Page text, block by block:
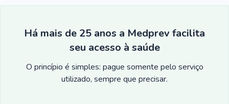
Há mais de 25 anos a Medprev facilita
seu acesso à saúde
O princípio é simples: pague somente pelo serviço
utilizado, sempre que precisar.